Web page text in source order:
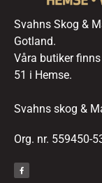
Svahns Skog &
Gotland.
Våra butiker
51 i Hemse.
Svahns skog &
Org. nr. 559450-